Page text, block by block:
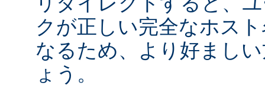
クが正しい完全なホス
なるため、より好まし
ょう。